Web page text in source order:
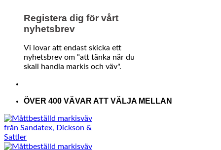
Registera dig för vårt
nyhetsbrev
Vi lovar att endast skicka ett
nyhetsbrev om "att tänka när du
skall handla markis och väv".
ÖVER 400 VÄVAR ATT VÄLJA MELLAN